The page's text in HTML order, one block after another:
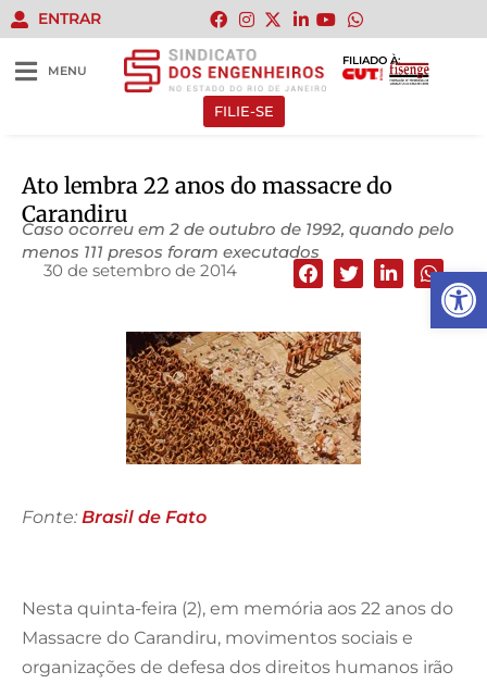
Abrir
ENTRAR
MENU
FILIADO À:
FILIE-SE
Ato lembra 22 anos do massacre do
Carandiru
Caso ocorreu em 2 de outubro de 1992, quando pelo
menos 111 presos foram executados
30 de setembro de 2014
Fonte: Brasil de Fato
Nesta quinta-feira (2), em memória aos 22 anos do
Massacre do Carandiru, movimentos sociais e
organizações de defesa dos direitos humanos irão